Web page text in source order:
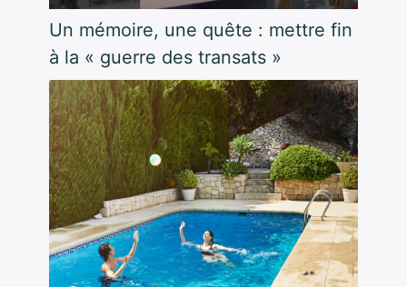
Un mémoire, une quête : mettre fin
à la « guerre des transats »